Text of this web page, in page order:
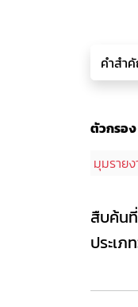
ตัวกรอง
มุมราย
สืบค้น
ประเภ